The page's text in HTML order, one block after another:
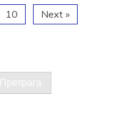
10 Next »
Претрага